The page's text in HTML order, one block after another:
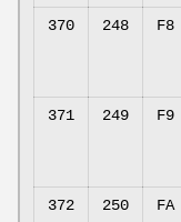
370 248 F8
371 249 F9
372 250 FA